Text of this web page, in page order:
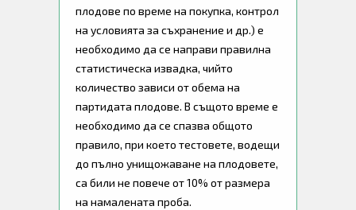
плодове по време на покупка, контрол
на условията за съхранение и др.) е
необходимо да се направи правилна
статистическа извадка, чийто
количество зависи от обема на
партидата плодове. В същото време е
необходимо да се спазва общото
правило, при което тестовете, водещи
до пълно унищожаване на плодовете,
са били не повече от 10% от размера
на намалената проба.